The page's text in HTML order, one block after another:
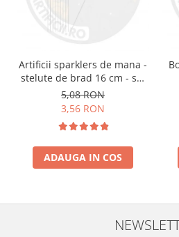
Artificii sparklers de mana -
stelute de brad 16 cm - set
10 buc
5,08 RON
3,56 RON
ADAUGA IN COS